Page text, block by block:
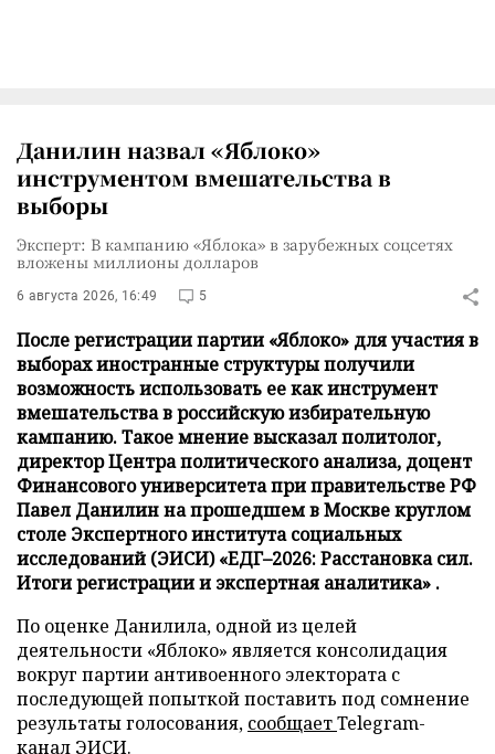
Данилин назвал «Яблоко»
инструментом вмешательства в
выборы
Эксперт: В кампанию «Яблока» в зарубежных соцсетях
вложены миллионы долларов
6 августа 2026, 16:49 5
После регистрации партии «Яблоко» для участия в
выборах иностранные структуры получили
возможность использовать ее как инструмент
вмешательства в российскую избирательную
кампанию. Такое мнение высказал политолог,
директор Центра политического анализа, доцент
Финансового университета при правительстве РФ
Павел Данилин на прошедшем в Москве круглом
столе Экспертного института социальных
исследований (ЭИСИ) «ЕДГ–2026: Расстановка сил.
Итоги регистрации и экспертная аналитика» .
По оценке Данилила, одной из целей
деятельности «Яблоко» является консолидация
вокруг партии антивоенного электората с
последующей попыткой поставить под сомнение
результаты голосования, сообщаетTelegram-
канал ЭИСИ.